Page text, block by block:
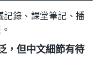
記錄、課堂筆記、播
，但中文細節有待